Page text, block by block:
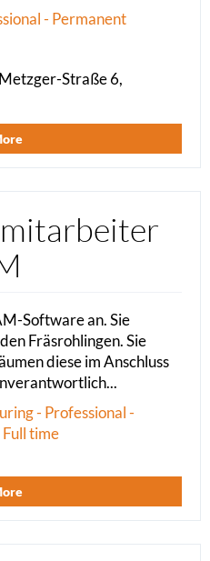
- Permanent
Straße 6,
Software an. Sie
Fräsrohlingen. Sie
diese im Anschluss
- Professional -
time